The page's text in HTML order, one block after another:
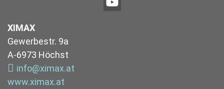
XIMAX
Gewerbestr. 9a
A-6973 Höchst
info@ximax.at
www.ximax.at